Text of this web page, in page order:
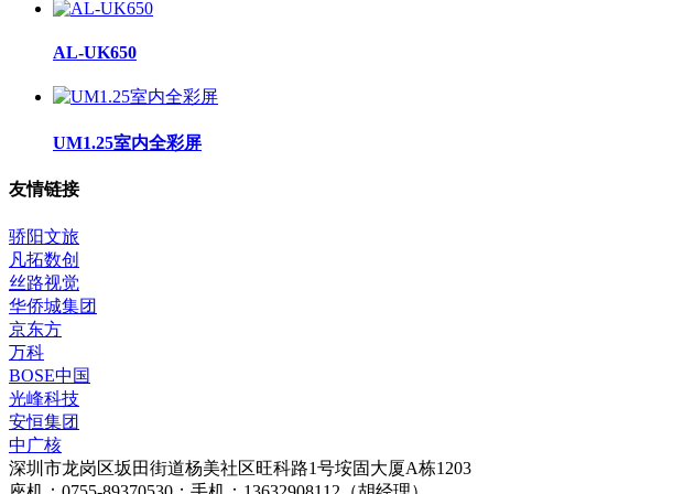
AL-UK650
UM1.25室内全彩屏
友情链接
骄阳文旅
凡拓数创
丝路视觉
华侨城集团
京东方
万科
BOSE中国
光峰科技
安恒集团
中广核
深圳市龙岗区坂田街道杨美社区旺科路1号垵固大厦A栋1203